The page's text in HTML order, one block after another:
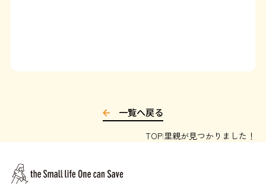
一覧へ戻る
TOP 里親が見つかりました！